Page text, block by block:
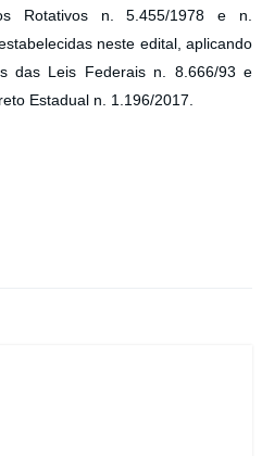
Rotativos n. 5.455/1978 e n.
neste edital, aplicando
das Leis Federais n. 8.666/93 e
Estadual n. 1.196/2017.